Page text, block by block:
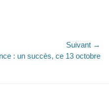
Suivant →
: un succès, ce 13 octobre